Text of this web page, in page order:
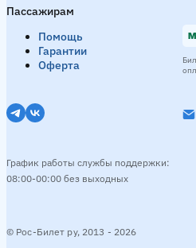
Пассажирам
Помощь
Гарантии
Оферта
© Рос-Билет ру, 2013 - 2026
График работы службы поддержки:
08:00-00:00 без выходных